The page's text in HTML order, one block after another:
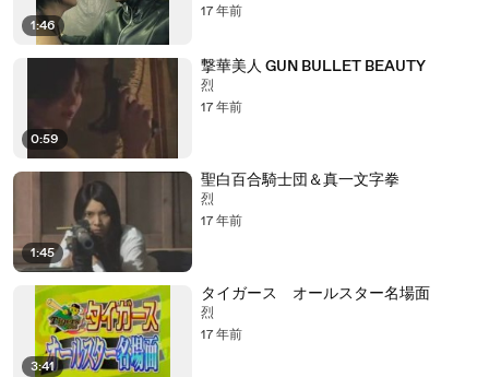
1:46
17 年前
0:59
撃華美人 GUN BULLET BEAUTY
烈
17 年前
1:45
聖白百合騎士団＆真一文字拳
烈
17 年前
3:41
タイガース オールスター名場面
烈
17 年前